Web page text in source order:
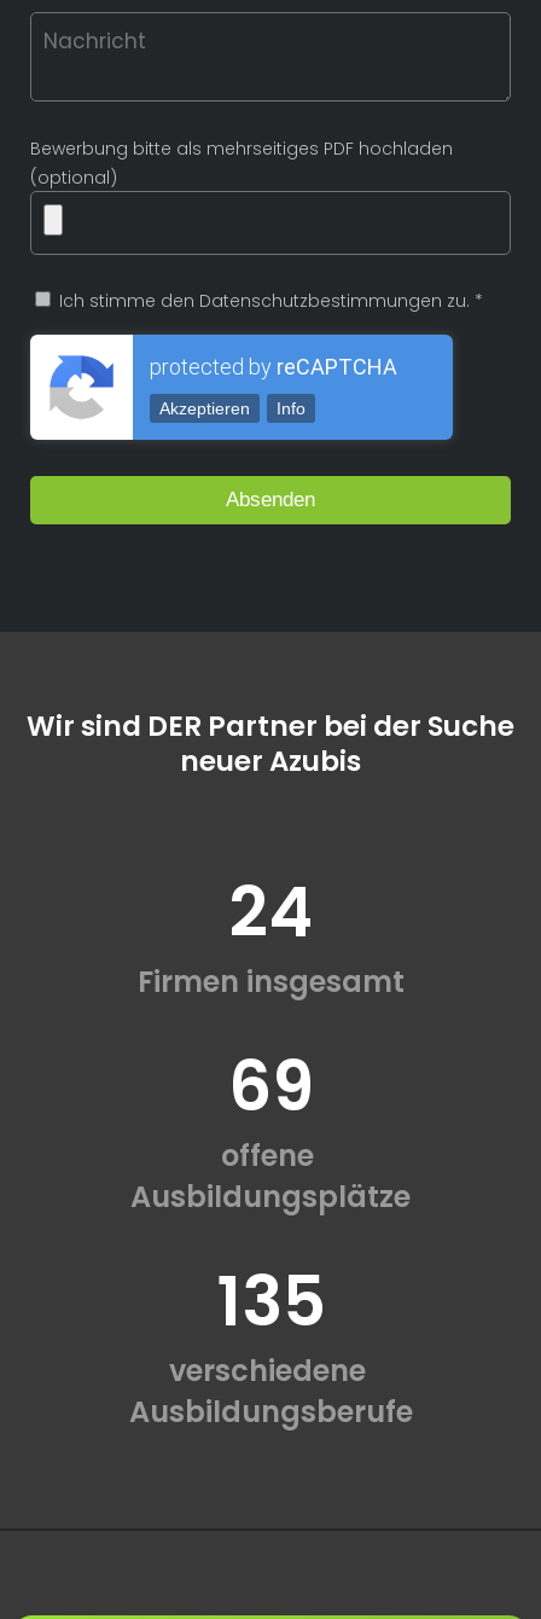
Bewerbung bitte als mehrseitiges PDF hochladen
(optional)
Ich stimme den Datenschutzbestimmungen zu. *
protected by reCAPTCHA
Akzeptieren Info
Wir sind DER Partner bei der Suche
neuer Azubis
24
Firmen insgesamt
69
offene
Ausbildungsplätze
135
verschiedene
Ausbildungsberufe